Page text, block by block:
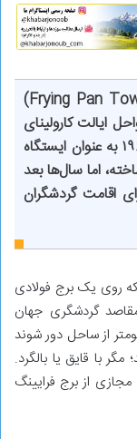
این اقامتگاه که با نام برج فرایینگ پن (Frying Pan Tower)
کیلومتری سواحل ایالت کارولینای
شمالی آمریکا قرار دارد. این سازه در سال ۱۹۶۴ به عنوان ایستگاه
اما سال‌ها بعد
به مکانی برای اقامت گردشگران
روی یک برج فولادی
گردشگری جهان
از ساحل دور شوند
با قایق یا بالگرد.
از برج فرایینگ